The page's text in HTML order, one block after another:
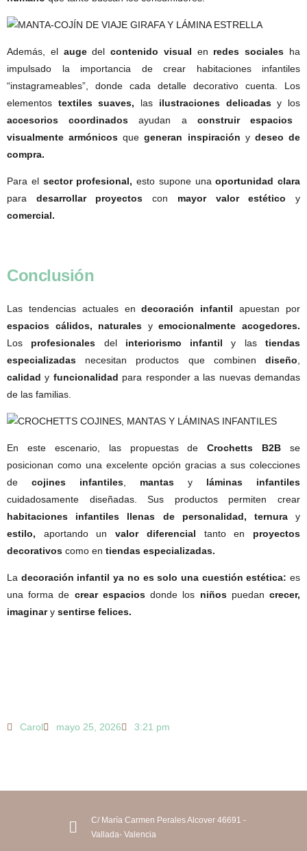
Además, el augedelcontenido visual en redes sociales ha
impulsado la importancia de crear habitaciones infantiles
“instagrameables”, donde cada detalle decorativo cuenta. Los
elementos textiles suaves, las ilustraciones delicadasy los
accesorios coordinadosayudan a construir espacios
visualmente armónicos quegeneran inspiración y deseo de
compra.
Para el sector profesional, esto supone unaoportunidad clara
para desarrollar proyectos con mayor valor estético y
comercial.
Conclusión
Las tendencias actuales endecoración infantil apuestan por
espacios cálidos, naturales yemocionalmente acogedores.
Los profesionales del interiorismo infantil y lastiendas
especializadas necesitan productos que combinen diseño
calidad y funcionalidad para responder a las nuevas demandas
de las familias.
En este escenario, las propuestas deCrochetts B2B se
posicionan como una excelente opción gracias a sus colecciones
de cojines infantiles mantas y láminas infantiles
cuidadosamente diseñadas. Sus productos permiten crear
habitaciones infantiles
llenas de personalidad, ternuray
estilo, aportando unvalor diferencial tanto en proyectos
decorativos como en tiendas especializadas.
La decoración infantil ya no es solo una cuestión estética: es
una forma de crear espaciosdonde los niñospuedancrecer,
imaginary sentirse felices.
Carol mayo 25, 2026 3:21 pm
C/ María Carmen Perales Alcover 46691 -
Vallada- Valencia